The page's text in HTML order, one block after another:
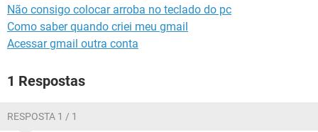
Não consigo colocar arroba no teclado do pc
Como saber quando criei meu gmail
Acessar gmail outra conta
1 Respostas
RESPOSTA 1 / 1